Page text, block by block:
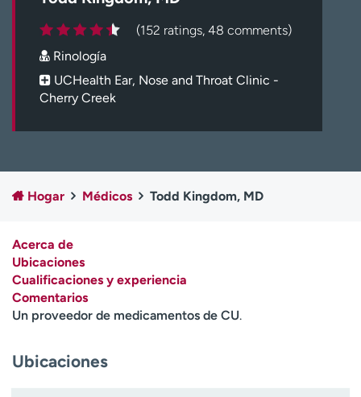
Facturación y precios
Carreras
Inicie sesión en My Health Connection
Acerca de UCHealth
Clases y eventos
Empleados
Profesionales
Contáctenos
A
y
d
a
(152 ratings, 48 comments)
Rinología
UCHealth Ear, Nose and Throat Clinic -
Cherry Creek
Hogar Médicos Todd Kingdom, MD
Acerca de
Ubicaciones
Cualificaciones y experiencia
Comentarios
Un proveedor de medicamentos de CU.
Ubicaciones